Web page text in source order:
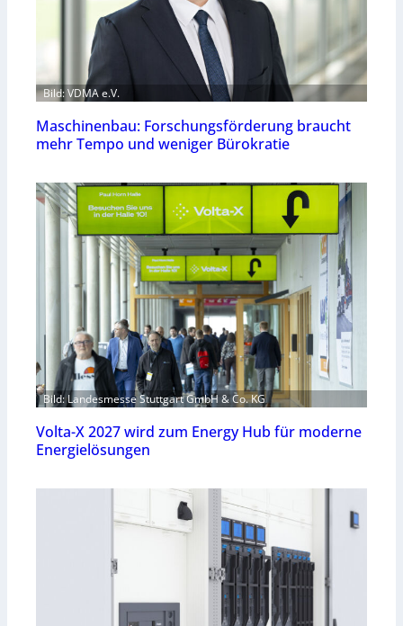
Bild: VDMA e.V.
Maschinenbau: Forschungsförderung braucht
mehr Tempo und weniger Bürokratie
Bild: Landesmesse Stuttgart GmbH & Co. KG
Volta-X 2027 wird zum Energy Hub für moderne
Energielösungen